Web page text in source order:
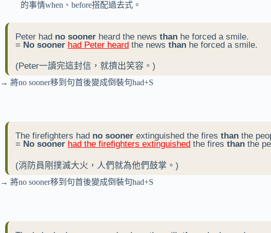
的事情when、before搭配過去式。
Peter had no sooner heard the news than he forced a smile.
= No sooner had Peter heard the news than he forced a smile.
(Peter一讀完這封信，就擠出笑容。)
→ 將no sooner移到句首後變成倒裝句had+S
The firefighters had no sooner extinguished the fires than the
= No sooner had the firefighters extinguished the fires than the
(消防員剛撲滅大火，人們就為他們鼓掌。)
→ 將no sooner移到句首後變成倒裝句had+S